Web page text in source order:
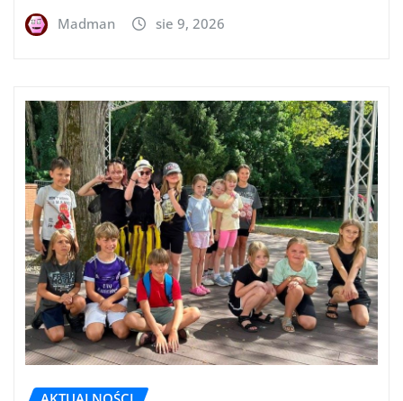
Madman sie 9, 2026